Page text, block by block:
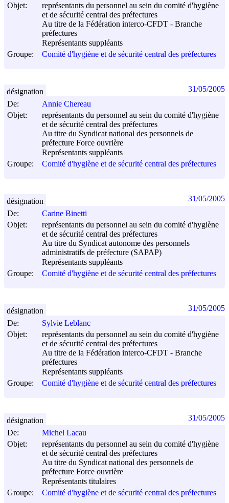
Objet:
représentants du personnel au sein du comité d'hygiène
et de sécurité central des préfectures
Au titre de la Fédération interco-CFDT - Branche
préfectures
Représentants suppléants
Groupe:
Comité d'hygiène et de sécurité central des préfectures
De:
Annie Chereau
Objet:
représentants du personnel au sein du comité d'hygiène
et de sécurité central des préfectures
Au titre du Syndicat national des personnels de
préfecture Force ouvrière
Représentants suppléants
Groupe:
Comité d'hygiène et de sécurité central des préfectures
désignation 31/05/2005
De:
Carine Binetti
Objet:
représentants du personnel au sein du comité d'hygiène
et de sécurité central des préfectures
Au titre du Syndicat autonome des personnels
administratifs de préfecture (SAPAP)
Représentants suppléants
Groupe:
Comité d'hygiène et de sécurité central des préfectures
désignation 31/05/2005
De:
Sylvie Leblanc
Objet:
représentants du personnel au sein du comité d'hygiène
et de sécurité central des préfectures
Au titre de la Fédération interco-CFDT - Branche
préfectures
Représentants suppléants
Groupe:
Comité d'hygiène et de sécurité central des préfectures
désignation 31/05/2005
De:
Michel Lacau
Objet:
représentants du personnel au sein du comité d'hygiène
et de sécurité central des préfectures
Au titre du Syndicat national des personnels de
préfecture Force ouvrière
Représentants titulaires
Groupe:
Comité d'hygiène et de sécurité central des préfectures
désignation 31/05/2005